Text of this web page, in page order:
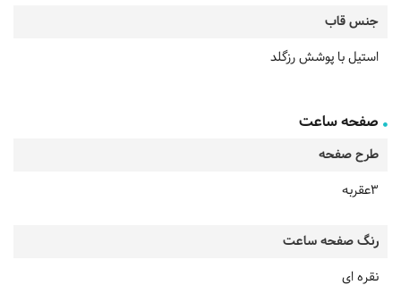
جنس قاب
استیل با پوشش رزگلد
صفحه ساعت
طرح صفحه
3عقربه
رنگ صفحه ساعت
نقره ای